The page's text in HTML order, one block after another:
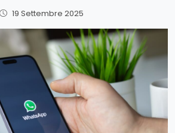
19 Settembre 2025